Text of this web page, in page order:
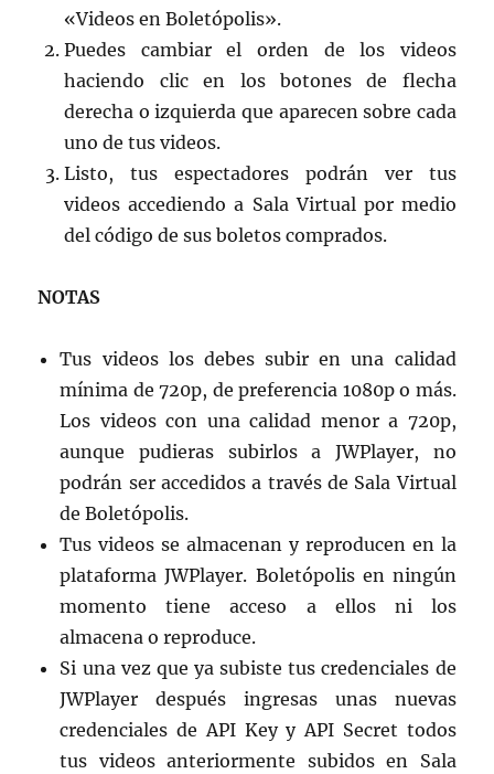
«Videos en Boletópolis».
Puedes cambiar el orden de los videos
haciendo clic en los botones de flecha
derecha o izquierda que aparecen sobre cada
uno de tus videos.
Listo, tus espectadores podrán ver tus
videos accediendo a Sala Virtual por medio
del código de sus boletos comprados.
NOTAS
Tus videos los debes subir en una calidad
mínima de 720p, de preferencia 1080p o más.
Los videos con una calidad menor a 720p,
aunque pudieras subirlos a JWPlayer, no
podrán ser accedidos a través de Sala Virtual
de Boletópolis.
Tus videos se almacenan y reproducen en la
plataforma JWPlayer. Boletópolis en ningún
momento tiene acceso a ellos ni los
almacena o reproduce.
Si una vez que ya subiste tus credenciales de
JWPlayer después ingresas unas nuevas
credenciales de API Key y API Secret todos
tus videos anteriormente subidos en Sala